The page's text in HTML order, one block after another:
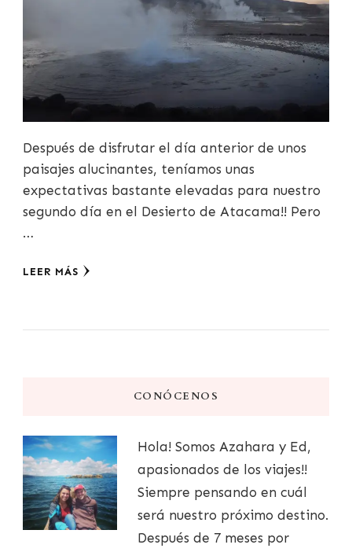
Después de disfrutar el día anterior de unos
paisajes alucinantes, teníamos unas
expectativas bastante elevadas para nuestro
segundo día en el Desierto de Atacama!! Pero
…
LEER MÁS
CONÓCENOS
Hola! Somos Azahara y Ed,
apasionados de los viajes!!
Siempre pensando en cuál
será nuestro próximo destino.
Después de 7 meses por